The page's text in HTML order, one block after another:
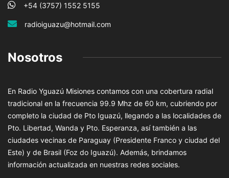
+54 (3757) 1552 5155
radioiguazu@hotmail.com
Nosotros
En Radio Yguazú Misiones contamos con una cobertura radial
tradicional en la frecuencia 99.9 Mhz de 60 km, cubriendo por
completo la ciudad de Pto Iguazú, llegando a las localidades de
Pto. Libertad, Wanda y Pto. Esperanza, así también a las
ciudades vecinas de Paraguay (Presidente Franco y ciudad del
Este) y de Brasil (Foz do Iguazú). Además, brindamos
información actualizada en nuestras redes sociales.